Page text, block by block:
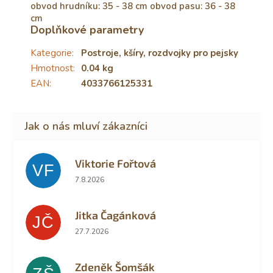
obvod hrudníku: 35 - 38 cm obvod pasu: 36 - 38
cm
Doplňkové parametry
Kategorie:
Postroje, kšíry, rozdvojky pro pejsky
Hmotnost: 0.04 kg
EAN: 4033766125331
VF Viktorie Fořtová
Hodnocení obchodu je 2 z 5 hvězdiček.
7.8.2026
JČ Jitka Čagánková
Hodnocení obchodu je 5 z 5 hvězdiček.
27.7.2026
Zdeněk Šomšák